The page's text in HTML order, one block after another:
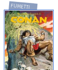
FUMETTI